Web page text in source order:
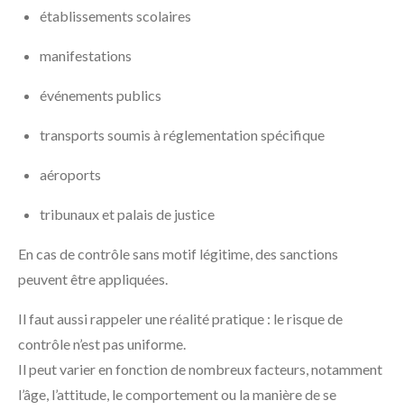
établissements scolaires
manifestations
événements publics
transports soumis à réglementation spécifique
aéroports
tribunaux et palais de justice
En cas de contrôle sans motif légitime, des sanctions
peuvent être appliquées.
Il faut aussi rappeler une réalité pratique : le risque de
contrôle n’est pas uniforme.
Il peut varier en fonction de nombreux facteurs, notamment
l’âge, l’attitude, le comportement ou la manière de se